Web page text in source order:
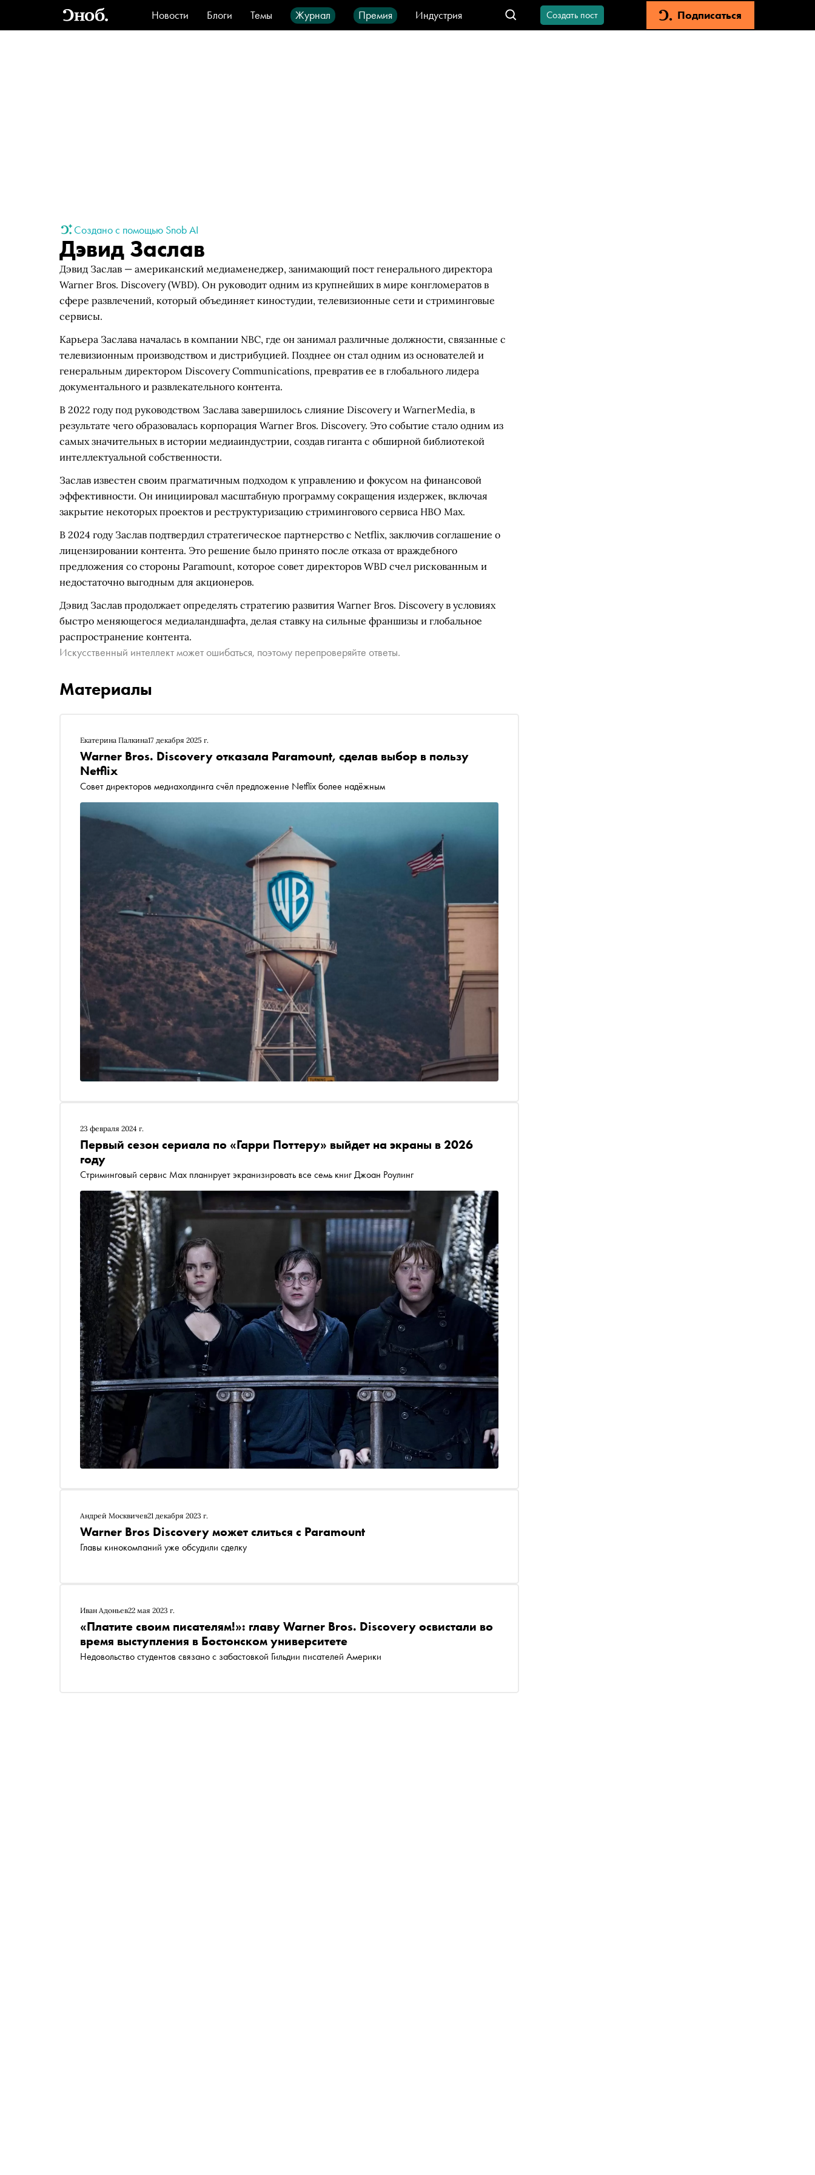
Новости Блоги Темы Журнал Премия
Индустрия
Стиль
Видео Город IT-продукты
Создать пост Подписаться
Создано с помощью Snob AI
Дэвид Заслав
Дэвид Заслав — американский медиаменеджер, занимающий пост генерального директора
Warner Bros. Discovery (WBD). Он руководит одним из крупнейших в мире конгломератов в
сфере развлечений, который объединяет киностудии, телевизионные сети и стриминговые
сервисы.
Карьера Заслава началась в компании NBC, где он занимал различные должности, связанные с
телевизионным производством и дистрибуцией. Позднее он стал одним из основателей и
генеральным директором Discovery Communications, превратив ее в глобального лидера
документального и развлекательного контента.
В 2022 году под руководством Заслава завершилось слияние Discovery и WarnerMedia, в
результате чего образовалась корпорация Warner Bros. Discovery. Это событие стало одним из
самых значительных в истории медиаиндустрии, создав гиганта с обширной библиотекой
интеллектуальной собственности.
Заслав известен своим прагматичным подходом к управлению и фокусом на финансовой
эффективности. Он инициировал масштабную программу сокращения издержек, включая
закрытие некоторых проектов и реструктуризацию стримингового сервиса HBO Max.
В 2024 году Заслав подтвердил стратегическое партнерство с Netflix, заключив соглашение о
лицензировании контента. Это решение было принято после отказа от враждебного
предложения со стороны Paramount, которое совет директоров WBD счел рискованным и
недостаточно выгодным для акционеров.
Дэвид Заслав продолжает определять стратегию развития Warner Bros. Discovery в условиях
быстро меняющегося медиаландшафта, делая ставку на сильные франшизы и глобальное
распространение контента.
Искусственный интеллект может ошибаться, поэтому перепроверяйте ответы.
Материалы
Екатерина Палкина17 декабря 2025 г.
Warner Bros. Discovery отказала Paramount, сделав выбор в пользу
Netflix
Совет директоров медиахолдинга счёл предложение Netflix более надёжным
23 февраля 2024 г.
Первый сезон сериала по «Гарри Поттеру» выйдет на экраны в 2026
году
Стриминговый сервис Max планирует экранизировать все семь книг Джоан Роулинг
Андрей Москвичев21 декабря 2023 г.
Warner Bros Discovery может слиться с Paramount
Главы кинокомпаний уже обсудили сделку
Иван Адоньев22 мая 2023 г.
«Платите своим писателям!»: главу Warner Bros. Discovery освистали во
время выступления в Бостонском университете
Недовольство студентов связано с забастовкой Гильдии писателей Америки